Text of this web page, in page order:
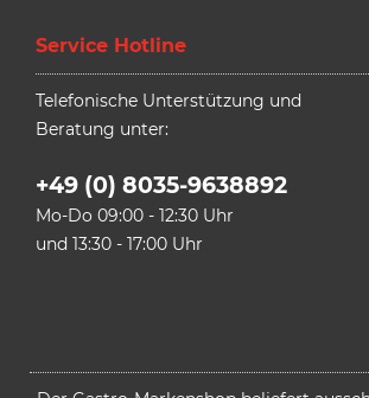
Service Hotline
Telefonische Unterstützung und
Beratung unter:
+49 (0) 8035-9638892
Mo-Do 09:00 - 12:30 Uhr
und 13:30 - 17:00 Uhr